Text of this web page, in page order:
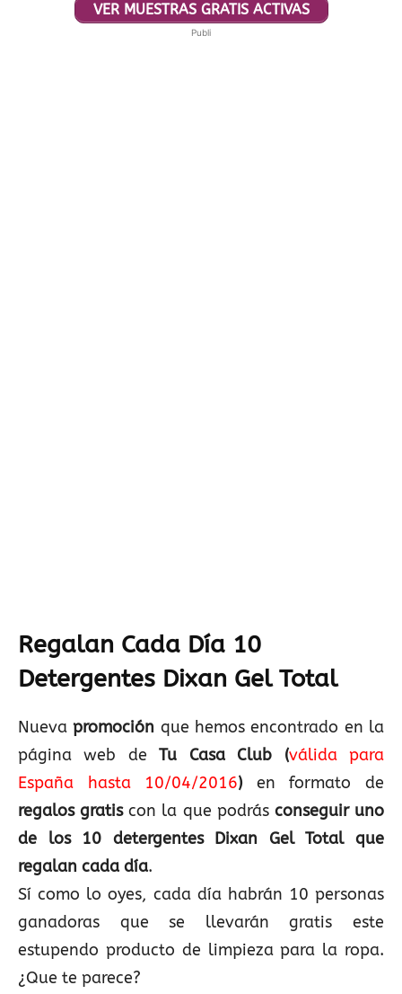
VER MUESTRAS GRATIS ACTIVAS
Publi
Regalan Cada Día 10
Detergentes Dixan Gel Total
Nuevapromoción que hemos encontrado en la
página web deTu Casa Club (válida para
España hasta 10/04/2016) en formato de
regalos gratiscon la que podrás conseguir uno
de los 10 detergentes Dixan Gel Total que
regalan cada día.
Sí como lo oyes, cada día habrán 10 personas
ganadoras que se llevarán gratis este
estupendo producto de limpieza para la ropa.
¿Que te parece?